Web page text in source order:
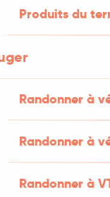
Produits du
Randonner à
Randonner à
Randonner à
testées
grottes
gourmands
filtrez par
clics.